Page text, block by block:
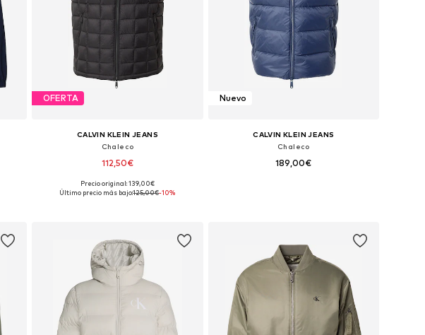
OFERTA
CALVIN KLEIN JEANS
Chaleco
112,50€
Tallas disponibles: S, M, L, XL
Precio original: 139,00€
Último precio más bajo:125,00€-10%
Nuevo
CALVIN KLEIN JEANS
Chaleco
189,00€